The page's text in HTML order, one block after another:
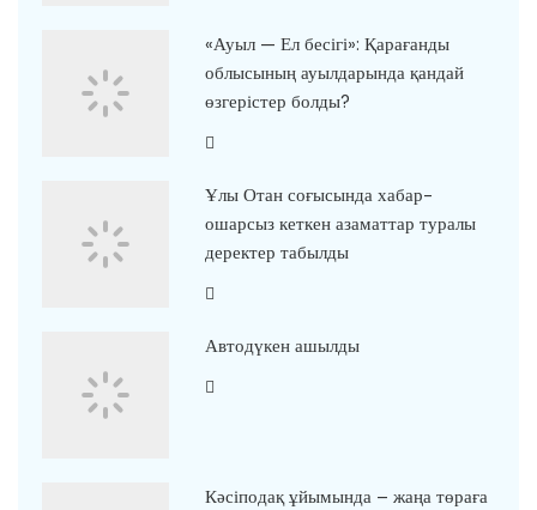
«Ауыл — Ел бесігі»: Қарағанды
облысының ауылдарында қандай
өзгерістер болды?
Ұлы Отан соғысында хабар-
ошарсыз кеткен азаматтар туралы
деректер табылды
Автодүкен ашылды
Кәсіподақ ұйымында – жаңа төраға